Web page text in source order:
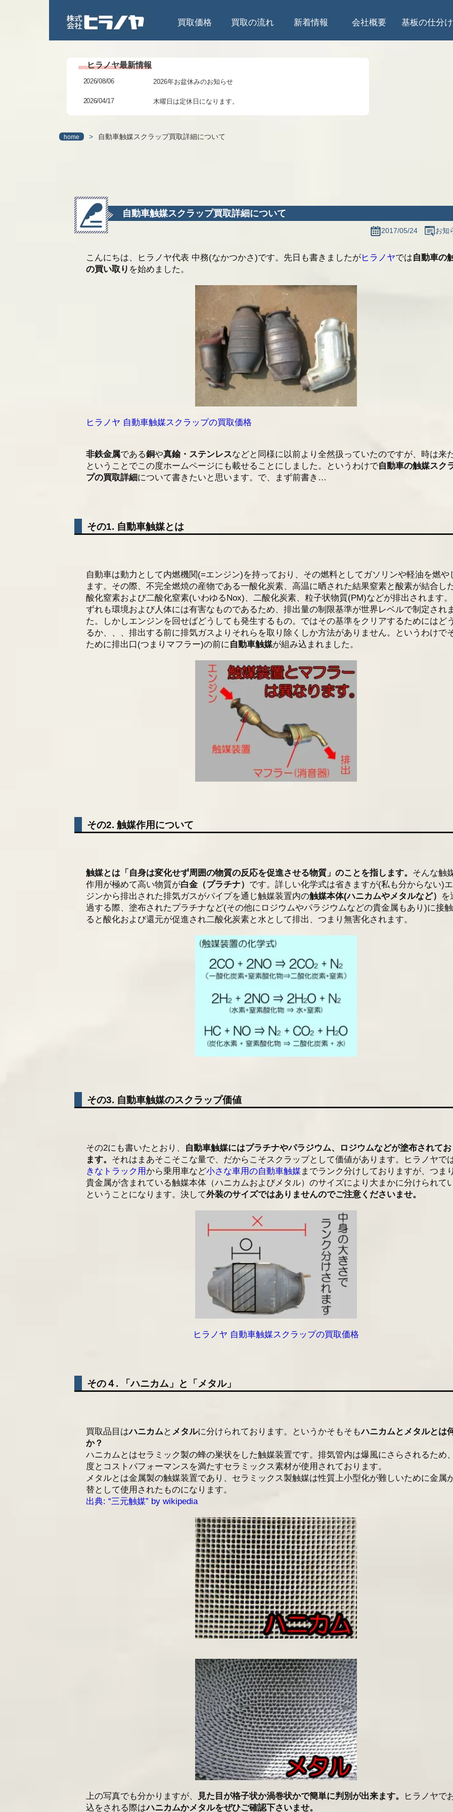
買取価格 買取の流れ 新着情報 会社概要 基板の仕分け
2026/08/06 2026年お盆休みのお知らせ
2026/04/17 木曜日は定休日になります。
2026/01/24 研修に伴う臨時休業のお知らせ
2025/07/31
2025/06/27 7月6日(日)より日祝営業を始めます。
2025/01/07 社員研修による臨時休業のお知らせ
home > 自動車触媒スクラップ買取詳細について
自動車触媒スクラップ買取詳細について
2017/05/24 お知
こんにちは、ヒラノヤ代表 中務(なかつかさ)です。先日も書きましたがヒラノヤでは自動車の
の買い取り を始めました。
ヒラノヤ 自動車触媒スクラップの買取価格
非鉄金属である銅や真鍮・ステンレスなどと同様に以前より全然扱っていたのですが、時は来
ということでこの度ホームページにも載せることにしました。というわけで自動車の触媒スク
プの買取詳細について書きたいと思います。で、まず前書き…
その1. 自動車触媒とは
自動車は動力として内燃機関(=エンジン)を持っており、その燃料としてガソリンや軽油を燃や
ます。その際、不完全燃焼の産物である一酸化炭素、高温に晒された結果窒素と酸素が結合し
酸化窒素および二酸化窒素(いわゆるNox)、二酸化炭素、粒子状物質(PM)などが排出されます
ずれも環境および人体には有害なものであるため、排出量の制限基準が世界レベルで制定され
た。しかしエンジンを回せばどうしても発生するもの。ではその基準をクリアするためにはど
るか、、、排出する前に排気ガスよりそれらを取り除くしか方法がありません。というわけで
ために排出口(つまりマフラー)の前に自動車触媒が組み込まれました。
その2. 触媒作用について
触媒とは「自身は変化せず周囲の物質の反応を促進させる物質」のことを指します。 そんな触
作用が極めて高い物質が白金（プラチナ） です。詳しい化学式は省きますが(私も分からない)
ジンから排出された排気ガスがパイプを通じ触媒装置内の触媒本体(ハニカムやメタルなど） を
過する際、塗布されたプラチナなど(その他にロジウムやパラジウムなどの貴金属もあり)に接
ると酸化および還元が促進され二酸化炭素と水として排出、つまり無害化されます。
その3. 自動車触媒のスクラップ価値
その2にも書いたとおり、 自動車触媒にはプラチナやパラジウム、ロジウムなどが塗布されて
ます。 それはまあそこそこな量で、だからこそスクラップとして価値があります。ヒラノヤで
きなトラック用 から乗用車など小さな車用の自動車触媒までランク分けしておりますが、つま
貴金属が含まれている触媒本体（ハニカムおよびメタル）のサイズにより大まかに分けられて
ということになります。決して外装のサイズではありませんのでご注意くださいませ。
ヒラノヤ 自動車触媒スクラップの買取価格
その４. 「ハニカム」と「メタル」
買取品目はハニカム と メタルに分けられております。というかそもそもハニカムとメタルとは
か？
ハニカムとはセラミック製の蜂の巣状をした触媒装置です。排気管内は爆風にさらされるため
度とコストパフォーマンスを満たすセラミックス素材が使用されております。
メタルとは金属製の触媒装置であり、セラミックス製触媒は性質上小型化が難しいために金属
替として使用されたものになります。
出典: “三元触媒” by wikipedia
上の写真でも分かりますが、 見た目が格子状か渦巻状かで簡単に判別が出来ます。
ヒラノヤで
込をされる際はハニカムかメタルをぜひご確認下さいませ。